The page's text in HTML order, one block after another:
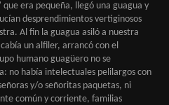
que era pequeña, llegó una guagua y
desprendimientos vertiginosos
Al fin la guagua asiló a nuestra
un alfiler, arrancó con el
humano guagüero no se
no había intelectuales pelilargos con
y/o señoritas paquetas, ni
común y corriente, familias